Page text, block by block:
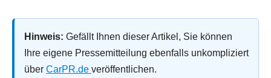
Hinweis: Gefällt Ihnen dieser Artikel, Sie können
Ihre eigene Pressemitteilung ebenfalls unkompliziert
über CarPR.de veröffentlichen.